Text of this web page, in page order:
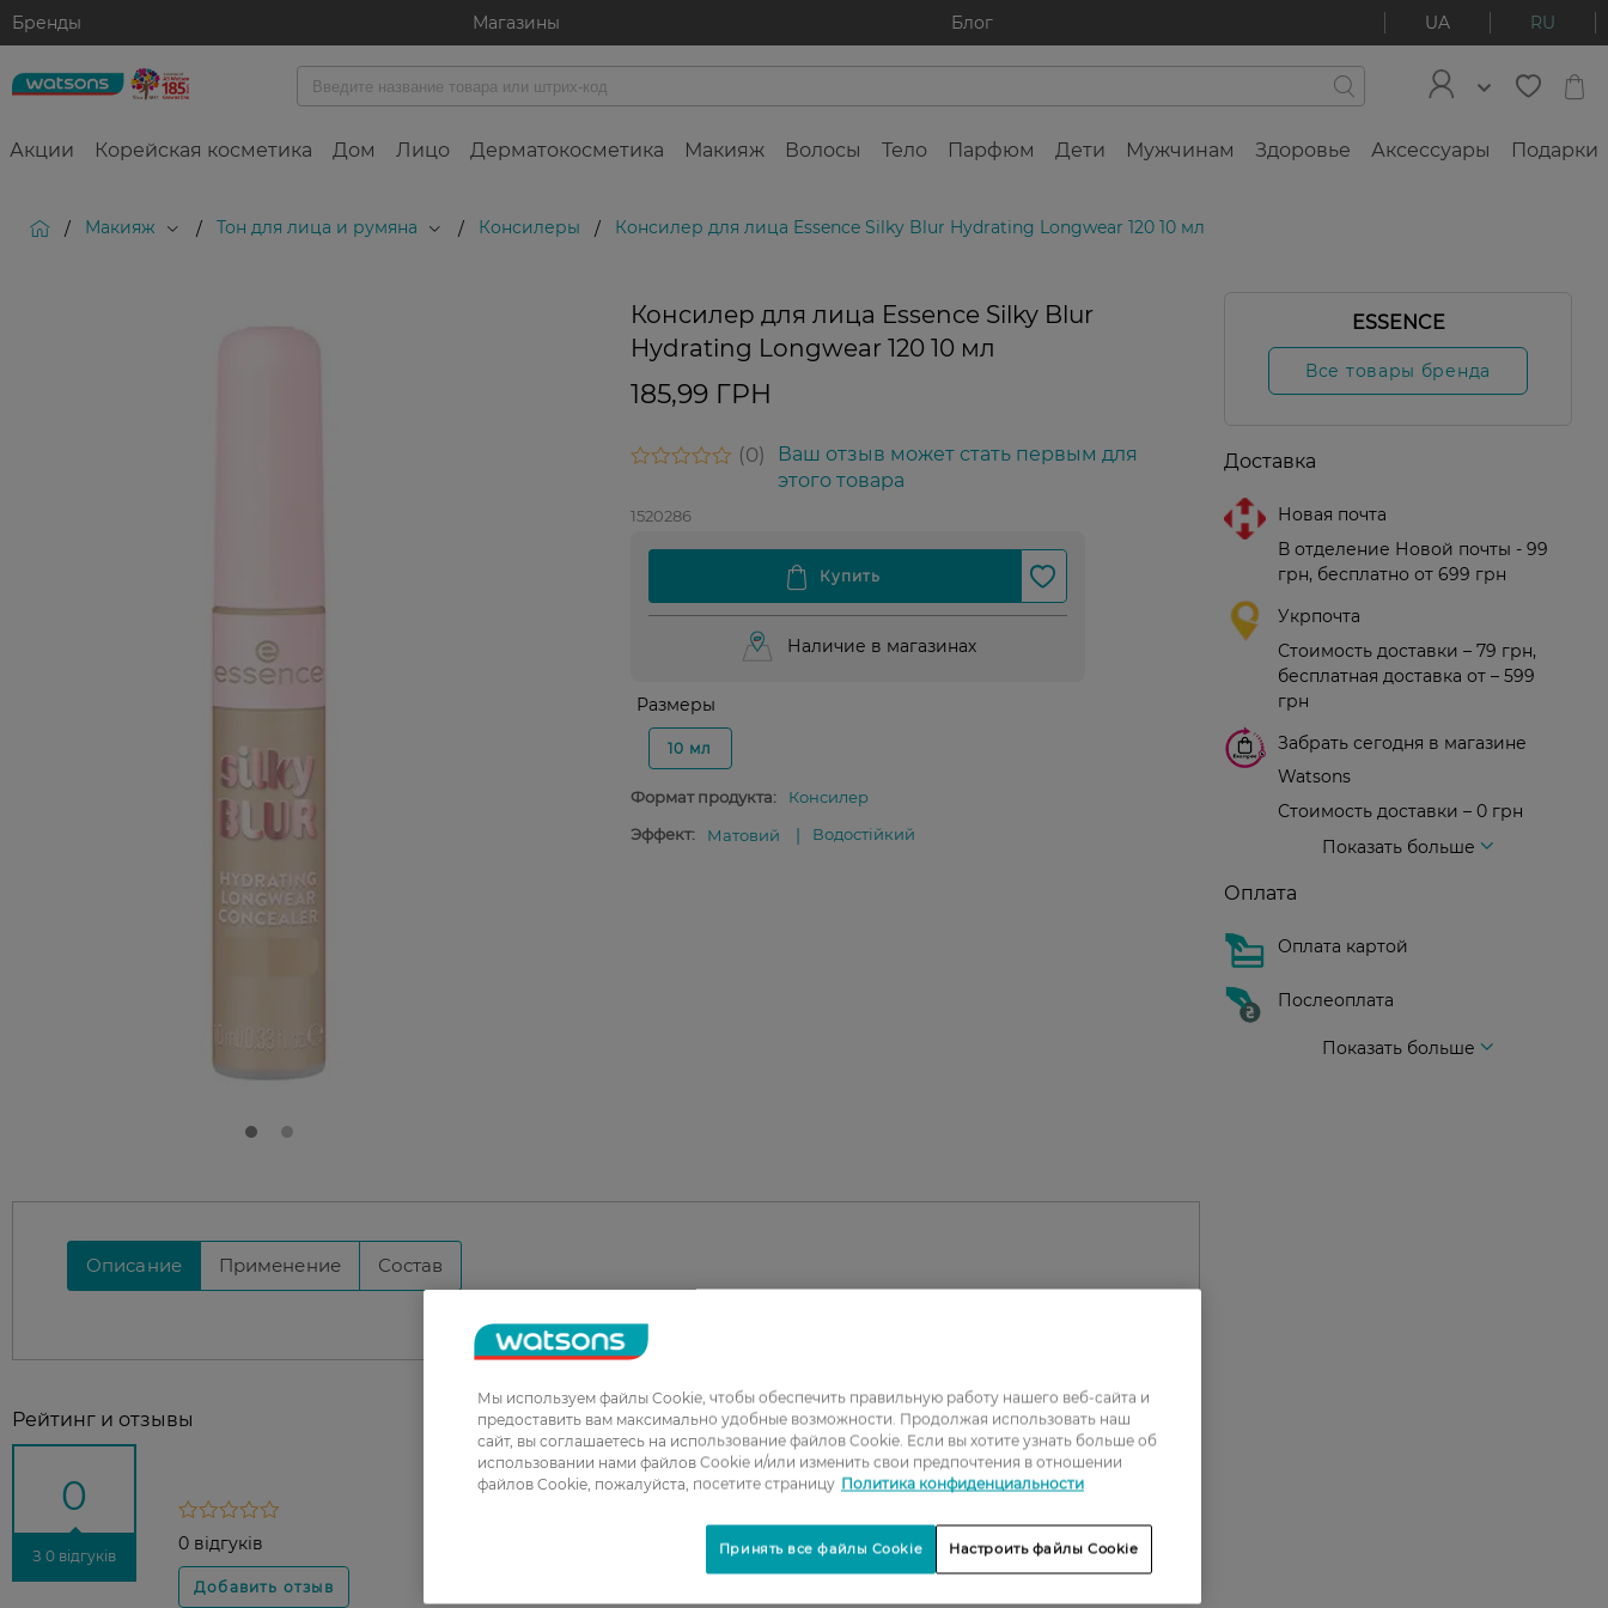
Бренды Магазины Блог UA RU
Акции Корейская косметика Дом Лицо Дерматокосметика Макияж Волосы Тело Парфюм Дети Мужчинам Здоровье Аксессуары Подарки
/ Макияж / Тон для лица и румяна / Консилеры / Консилер для лица Essence Silky Blur Hydrating Longwear 120 10 мл
Консилер для лица Essence Silky Blur
Hydrating Longwear 120 10 мл
185,99 ГРН
0
Ваш отзыв может стать первым для
этого товара
1520286
Наличие в магазинах
Размеры
10 мл
Формат продукта:
Консилер
Эффект:
Матовий Водостійкий
Описание Применение Состав
Рейтинг и отзывы
0
З 0 відгуків
0 відгуків
1
ESSENCE
Все товары бренда
Доставка
Новая почта
В отделение Новой почты - 99
грн, бесплатно от 699 грн
Укрпочта
Стоимость доставки – 79 грн,
бесплатная доставка от – 599
грн
Забрать сегодня в магазине
Watsons
Стоимость доставки – 0 грн
Показать больше
Оплата
Оплата картой
Послеоплата
Показать больше
Мы используем файлы Cookie, чтобы обеспечить правильную работу нашего веб-сайта и
предоставить вам максимально удобные возможности. Продолжая использовать наш
сайт, вы соглашаетесь на использование файлов Cookie. Если вы хотите узнать больше об
использовании нами файлов Cookie и/или изменить свои предпочтения в отношении
файлов Cookie, пожалуйста, посетите страницу Политика конфиденциальности
Настроить файлы Cookie
Принять все файлы Cookie